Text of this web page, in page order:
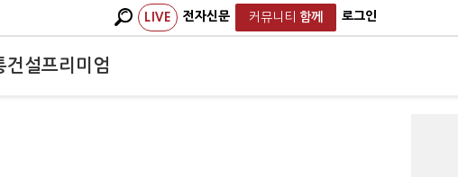
LIVE 전자신문 커뮤니티 함께 로그인
건설프리미엄